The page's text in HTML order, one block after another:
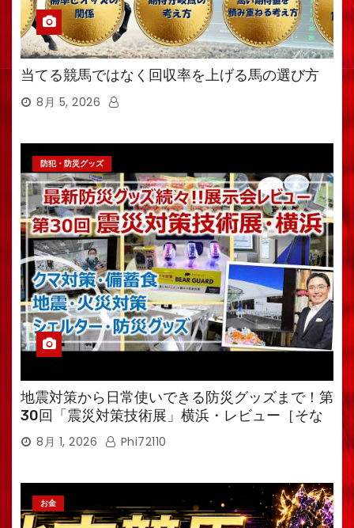
当てる競馬ではなく回収率を上げる馬の選び方
8月 5, 2026
防犯・防災グッズ
地震対策から日常使いできる防災グッズまで！第
30回「震災対策技術展」横浜・レビュー［そな
えるTV・高荷智也］
8月 1, 2026 Phi72110
お金